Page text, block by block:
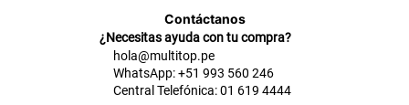
Contáctanos
¿Necesitas ayuda con tu compra?
hola@multitop.pe
WhatsApp: +51 993 560 246
Central Telefónica: 01 619 4444